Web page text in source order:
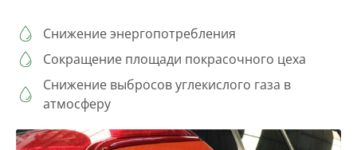
Снижение энергопотребления
Сокращение площади покрасочного цеха
Снижение выбросов углекислого газа в
атмосферу